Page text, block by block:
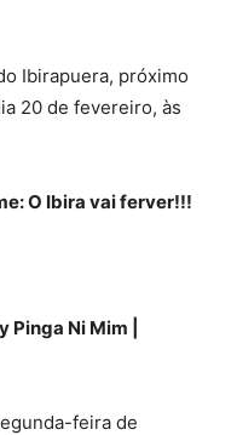
Ibirapuera, próximo
20 de fevereiro, às
O Ibira vai ferver!!!
Ni Mim |
feira de